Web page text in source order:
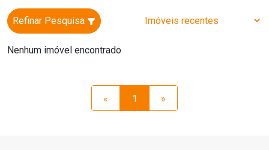
Refinar Pesquisa
Nenhum imóvel encontrado
« 1 »